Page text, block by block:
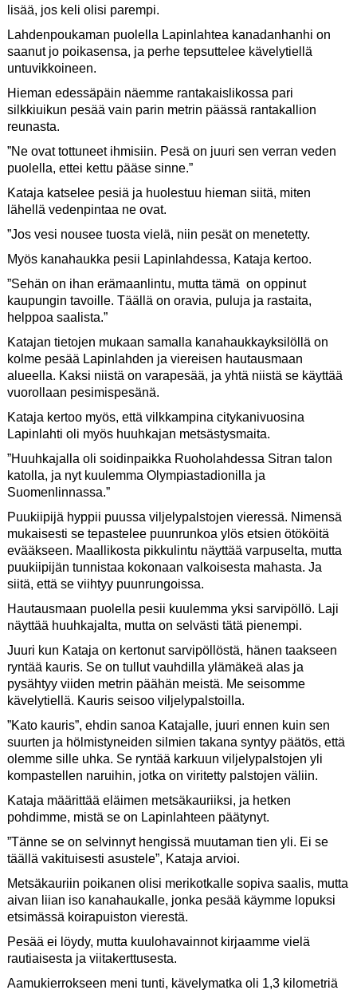
lisää, jos keli olisi parempi.
Lahdenpoukaman puolella Lapinlahtea kanadanhanhi on
saanut jo poikasensa, ja perhe tepsuttelee kävelytiellä
untuvikkoineen.
Hieman edessäpäin näemme rantakaislikossa pari
silkkiuikun pesää vain parin metrin päässä rantakallion
reunasta.
”Ne ovat tottuneet ihmisiin. Pesä on juuri sen verran veden
puolella, ettei kettu pääse sinne.”
Kataja katselee pesiä ja huolestuu hieman siitä, miten
lähellä vedenpintaa ne ovat.
”Jos vesi nousee tuosta vielä, niin pesät on menetetty.
Myös kanahaukka pesii Lapinlahdessa, Kataja kertoo.
”Sehän on ihan erämaanlintu, mutta tämä on oppinut
kaupungin tavoille. Täällä on oravia, puluja ja rastaita,
helppoa saalista.”
Katajan tietojen mukaan samalla kanahaukkayksilöllä on
kolme pesää Lapinlahden ja viereisen hautausmaan
alueella. Kaksi niistä on varapesää, ja yhtä niistä se käyttää
vuorollaan pesimispesänä.
Kataja kertoo myös, että vilkkampina citykanivuosina
Lapinlahti oli myös huuhkajan metsästysmaita.
”Huuhkajalla oli soidinpaikka Ruoholahdessa Sitran talon
katolla, ja nyt kuulemma Olympiastadionilla ja
Suomenlinnassa.”
Puukiipijä hyppii puussa viljelypalstojen vieressä. Nimensä
mukaisesti se tepastelee puunrunkoa ylös etsien ötököitä
evääkseen. Maallikosta pikkulintu näyttää varpuselta, mutta
puukiipijän tunnistaa kokonaan valkoisesta mahasta. Ja
siitä, että se viihtyy puunrungoissa.
Hautausmaan puolella pesii kuulemma yksi sarvipöllö. Laji
näyttää huuhkajalta, mutta on selvästi tätä pienempi.
Juuri kun Kataja on kertonut sarvipöllöstä, hänen taakseen
ryntää kauris. Se on tullut vauhdilla ylämäkeä alas ja
pysähtyy viiden metrin päähän meistä. Me seisomme
kävelytiellä. Kauris seisoo viljelypalstoilla.
”Kato kauris”, ehdin sanoa Katajalle, juuri ennen kuin sen
suurten ja hölmistyneiden sil­mien takana syntyy päätös, että
olemme sille uhka. Se ryntää karkuun viljelypalstojen yli
kompastellen naruihin, jotka on viritetty palstojen väliin.
Kataja määrittää eläimen metsäkauriiksi, ja hetken
pohdimme, mistä se on Lapinlahteen päätynyt.
”Tänne se on selvinnyt hengissä muutaman tien yli. Ei se
täällä vakituisesti asustele”, Kataja arvioi.
Metsäkauriin poikanen olisi merikotkalle sopiva saalis, mutta
aivan liian iso kanahaukalle, jonka pesää käymme lopuksi
etsimässä koirapuiston vierestä.
Pesää ei löydy, mutta kuulohavainnot kirjaamme vielä
rautiaisesta ja viitakerttusesta.
Aamukierrokseen meni tunti, kävelymatka oli 1,3 kilometriä